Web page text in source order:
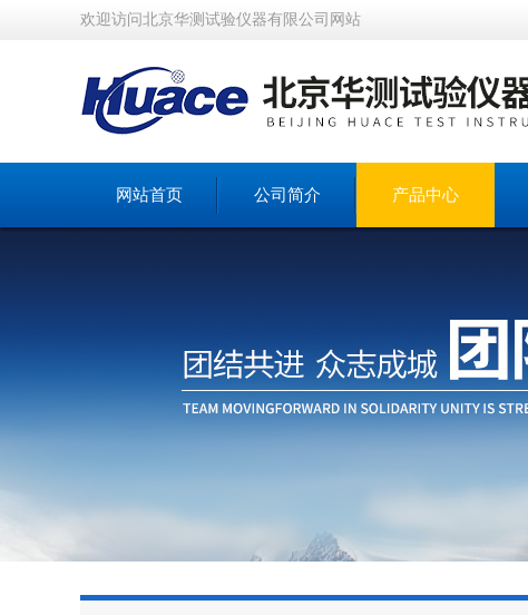
欢迎访问北京华测试验仪器有限公司网站
网站首页 公司简介 产品中心